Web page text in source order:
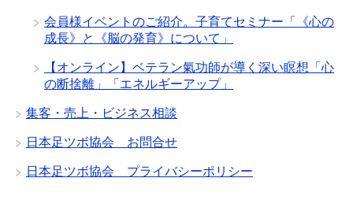
会員様イベントのご紹介。子育てセミナー「《心の
成長》と《脳の発育》について」
【オンライン】ベテラン氣功師が導く深い瞑想「心
の断捨離」「エネルギーアップ」
集客・売上・ビジネス相談
日本足ツボ協会 お問合せ
日本足ツボ協会 プライバシーポリシー